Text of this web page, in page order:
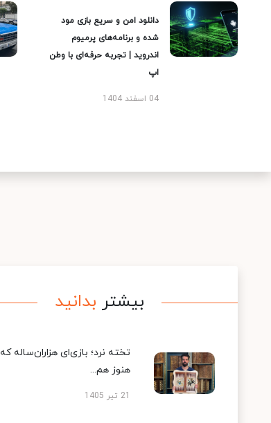
دانلود امن و سریع بازی مود
شده و برنامه‌های پرمیوم
اندروید | تجربه حرفه‌ای با وطن
اپ
04 اسفند 1404
بیشتر بدانید
تخته نرد؛ بازی‌ای هزاران‌ساله که
هنوز هم...
21 تیر 1405